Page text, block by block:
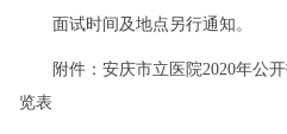
面试时间及地点另行通知。
附件：安庆市立医院2020年公开
览表